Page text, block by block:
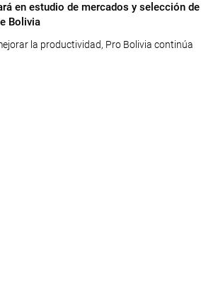
en estudio de mercados y selección de
Bolivia
la productividad, Pro Bolivia continúa